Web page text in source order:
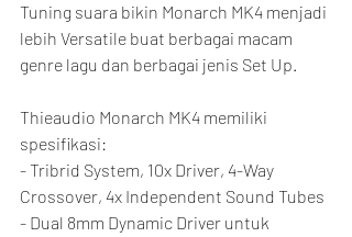
Tuning suara bikin Monarch MK4 menjadi
lebih Versatile buat berbagai macam
genre lagu dan berbagai jenis Set Up.
Thieaudio Monarch MK4 memiliki
spesifikasi:
- Tribrid System, 10x Driver, 4-Way
Crossover, 4x Independent Sound Tubes
- Dual 8mm Dynamic Driver untuk